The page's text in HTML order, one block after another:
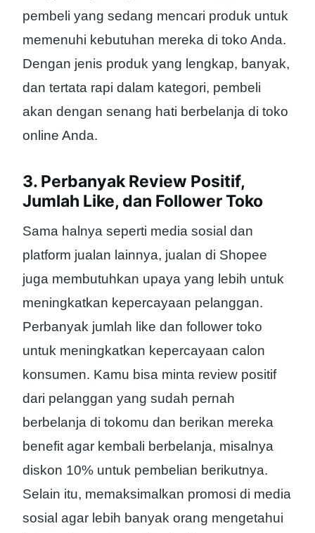
pembeli yang sedang mencari produk untuk
memenuhi kebutuhan mereka di toko Anda.
Dengan jenis produk yang lengkap, banyak,
dan tertata rapi dalam kategori, pembeli
akan dengan senang hati berbelanja di toko
online Anda.
3. Perbanyak Review Positif,
Jumlah Like, dan Follower Toko
Sama halnya seperti media sosial dan
platform jualan lainnya, jualan di Shopee
juga membutuhkan upaya yang lebih untuk
meningkatkan kepercayaan pelanggan.
Perbanyak jumlah like dan follower toko
untuk meningkatkan kepercayaan calon
konsumen. Kamu bisa minta review positif
dari pelanggan yang sudah pernah
berbelanja di tokomu dan berikan mereka
benefit agar kembali berbelanja, misalnya
diskon 10% untuk pembelian berikutnya.
Selain itu, memaksimalkan promosi di media
sosial agar lebih banyak orang mengetahui